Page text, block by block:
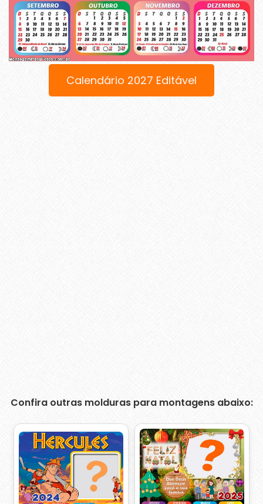
Calendário 2027 Editável
Confira outras molduras para montagens abaixo: